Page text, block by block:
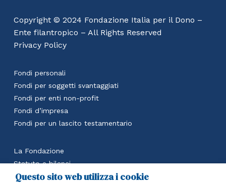
Copyright © 2024 Fondazione Italia per il Dono –
Ente filantropico – All Rights Reserved
Privacy Policy
Fondi personali
Fondi per soggetti svantaggiati
Fondi per enti non-profit
Fondi d’impresa
Fondi per un lascito testamentario
La Fondazione
Statuto e bilanci
Calcola il beneficio fiscale
Questo sito web utilizza i cookie